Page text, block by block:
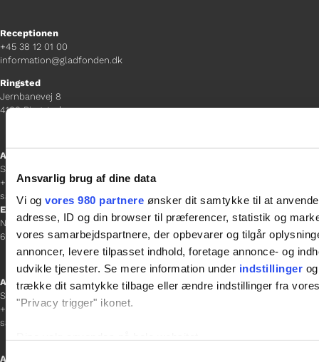
Ansvarlig brug af dine data
Vi og vores 980 partnere ønsker dit samtykke til at
adresse, ID og din browser til præferencer, statistik og
vores samarbejdspartnere, der opbevarer og tilgår
annoncer, levere tilpasset indhold, foretage annonce- og
udvikle tjenester. Se mere information under indstillinger
trække dit samtykke tilbage eller ændre indstillinger fra
"Privacy trigger" ikonet.
Samtykkevalg
Receptionen
+45 38 12 01 00
information@gladfonden.dk
Ringsted
Jernbanevej 8
4100 Ringsted
Afdelingschef
Sacha Lohmann Weiss
+45 40 27 91 11
sacha.lw@gladfonden.dk
Esbjerg
Norgesgade 1, 2. sal
6700 Esbjerg
Afdelingschef
Sanne Hansen
+45 23 69 19 35
sanne.h@gladfonden.dk
Aabenraa